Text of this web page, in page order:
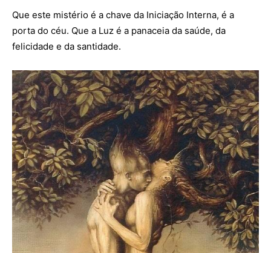
Que este mistério é a chave da Iniciação Interna, é a
porta do céu. Que a Luz é a panaceia da saúde, da
felicidade e da santidade.